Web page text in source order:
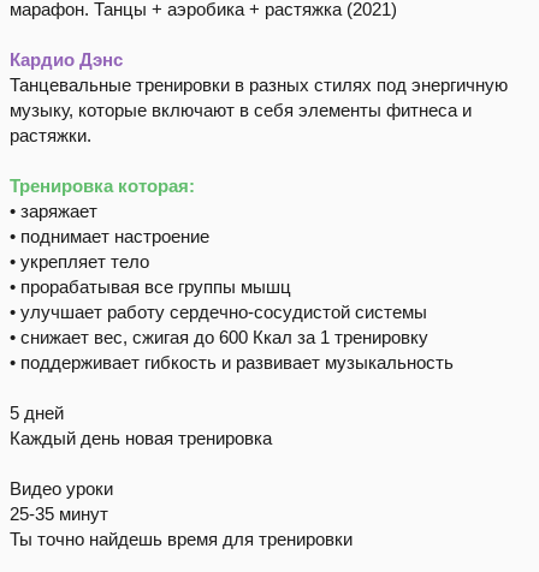
Кардио Дэнс
Танцевальные тренировки в разных стилях под энергичную
музыку, которые включают в себя элементы фитнеса и
растяжки.
Тренировка которая:
• заряжает
• поднимает настроение
• укрепляет тело
• прорабатывая все группы мышц
• улучшает работу сердечно-сосудистой системы
• снижает вес, сжигая до 600 Ккал за 1 тренировку
• поддерживает гибкость и развивает музыкальность
5 дней
Каждый день новая тренировка
Видео уроки
25-35 минут
Ты точно найдешь время для тренировки